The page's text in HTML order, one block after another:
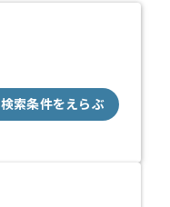
検索条件をえらぶ